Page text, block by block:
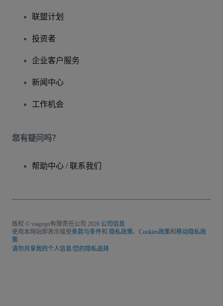
联盟计划
投资者
企业客户服务
新闻中心
工作机会
您有疑问吗？
帮助中心 / 联系我们
版权 © viagogo有限责任公司 2026 公司信息
使用本网站即表示接受条款与条件和 隐私政策、 Cookies政策和移动隐私政
策
请勿共享我的个人信息/您的隐私选择